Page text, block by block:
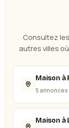
Consultez
autres villes
Maison à
5 annonces
Maison à